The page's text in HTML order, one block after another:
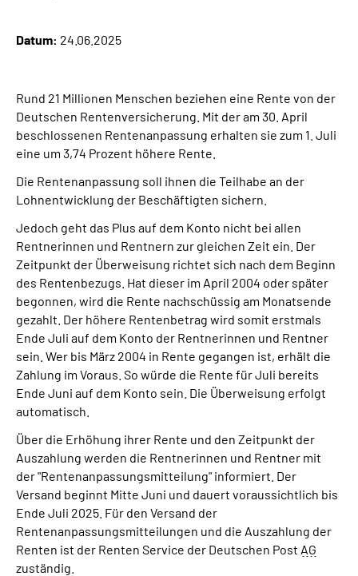
Online-Services
Leichte Sprache
Suche
Mein Kundenportal
Datum: 24.06.2025
Rund 21 Millionen Menschen beziehen eine Rente von der
Deutschen Rentenversicherung. Mit der am 30. April
beschlossenen Rentenanpassung erhalten sie zum 1. Juli
eine um 3,74 Prozent höhere Rente.
Die Rentenanpassung soll ihnen die Teilhabe an der
Lohnentwicklung der Beschäftigten sichern.
Jedoch geht das Plus auf dem Konto nicht bei allen
Rentnerinnen und Rentnern zur gleichen Zeit ein. Der
Zeitpunkt der Überweisung richtet sich nach dem Beginn
des Rentenbezugs. Hat dieser im April 2004 oder später
begonnen, wird die Rente nachschüssig am Monatsende
gezahlt. Der höhere Rentenbetrag wird somit erstmals
Ende Juli auf dem Konto der Rentnerinnen und Rentner
sein. Wer bis März 2004 in Rente gegangen ist, erhält die
Zahlung im Voraus. So würde die Rente für Juli bereits
Ende Juni auf dem Konto sein. Die Überweisung erfolgt
automatisch.
Über die Erhöhung ihrer Rente und den Zeitpunkt der
Auszahlung werden die Rentnerinnen und Rentner mit
der "Rentenanpassungsmitteilung" informiert. Der
Versand beginnt Mitte Juni und dauert voraussichtlich bis
Ende Juli 2025. Für den Versand der
Rentenanpassungsmitteilungen und die Auszahlung der
Renten ist der Renten Service der Deutschen Post AG
zuständig.